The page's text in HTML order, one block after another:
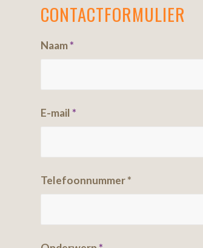
CONTACTFORMULIER
Naam*
E-mail*
Telefoonnummer *